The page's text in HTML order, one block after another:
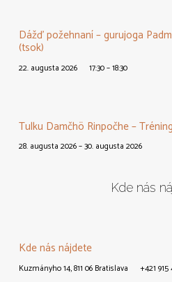
Dážď požehnaní – gurujoga
(tsok)
22. augusta 2026 17:30 – 18:30
Tulku Damčhö Rinpočhe –
28. augusta 2026 – 30. augusta 2026
Kde nás
Kde nás nájdete
Kuzmányho 14, 811 06 Bratislava +421 915